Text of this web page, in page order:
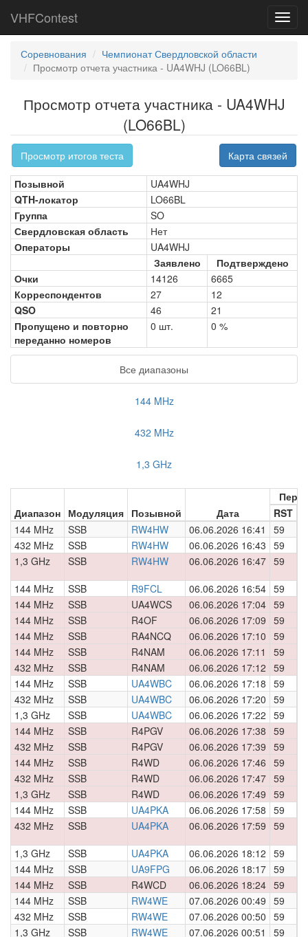
VHFContest
Соревнования
Чемпионат Свердловской области
Просмотр отчета участника - UA4WHJ (LO66BL)
Просмотр отчета участника - UA4WHJ
(LO66BL)
Просмотр итогов теста Карта связей
Позывной
UA4WHJ
QTH-локатор
LO66BL
Группа
SO
Свердловская область
Нет
Операторы
UA4WHJ
Заявлено
Подтверждено
Очки
14126
6665
Корреспондентов
27
12
QSO
46
21
Пропущено и повторно
переданно номеров
0 шт. 0 %
Все диапазоны
144 MHz
432 MHz
1,3 GHz
Диапазон Модуляция Позывной Дата
RST
144 MHz
SSB RW4HW 06.06.2026 16:41 59
432 MHz
SSB RW4HW 06.06.2026 16:43 59
1,3 GHz
SSB RW4HW 06.06.2026 16:47 59
144 MHz
SSB R9FCL 06.06.2026 16:54 59
144 MHz
SSB UA4WCS 06.06.2026 17:04 59
144 MHz
SSB R4OF 06.06.2026 17:09 59
144 MHz
SSB RA4NCQ 06.06.2026 17:10 59
144 MHz
SSB R4NAM 06.06.2026 17:11 59
432 MHz
SSB R4NAM 06.06.2026 17:12 59
144 MHz
SSB UA4WBC 06.06.2026 17:18 59
432 MHz
SSB UA4WBC 06.06.2026 17:20 59
1,3 GHz
SSB UA4WBC 06.06.2026 17:22 59
144 MHz
SSB R4PGV 06.06.2026 17:38 59
432 MHz
SSB R4PGV 06.06.2026 17:39 59
144 MHz
SSB R4WD 06.06.2026 17:46 59
432 MHz
SSB R4WD 06.06.2026 17:47 59
1,3 GHz
SSB R4WD 06.06.2026 17:49 59
144 MHz
SSB UA4PKA 06.06.2026 17:58 59
432 MHz
SSB UA4PKA 06.06.2026 17:59 59
1,3 GHz
SSB UA4PKA 06.06.2026 18:12 59
144 MHz
SSB UA9FPG 06.06.2026 18:17 59
144 MHz
SSB R4WCD 06.06.2026 18:24 59
144 MHz
SSB RW4WE 07.06.2026 00:49 59
432 MHz
SSB RW4WE 07.06.2026 00:50 59
1,3 GHz
SSB RW4WE 07.06.2026 00:51 59